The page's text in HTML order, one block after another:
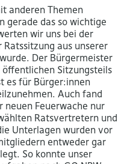
anderen Themen
gerade das so wichtige
wir uns bei der
aus unserer
Der Bürgermeister
Sitzungsteils
es für Bürger:innen
Auch fand
neuen Feuerwache nur
Ratsvertretern und
Unterlagen wurden vor
entweder gar
So konnte unser